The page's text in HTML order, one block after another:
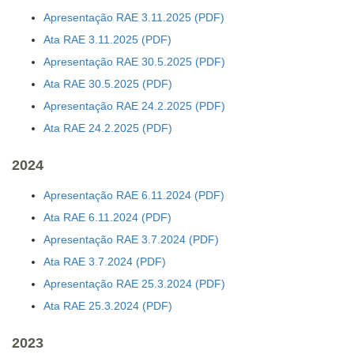
Apresentação RAE 3.11.2025
Ata RAE 3.11.2025
Apresentação RAE 30.5.2025
Ata RAE 30.5.2025
Apresentação RAE 24.2.2025
Ata RAE 24.2.2025
2024
Apresentação RAE 6.11.2024
Ata RAE 6.11.2024
Apresentação RAE 3.7.2024
Ata RAE 3.7.2024
Apresentação RAE 25.3.2024
Ata RAE 25.3.2024
2023